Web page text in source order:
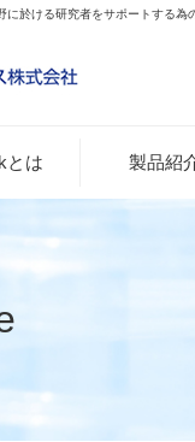
於ける研究者をサポートする為
とは 製品紹